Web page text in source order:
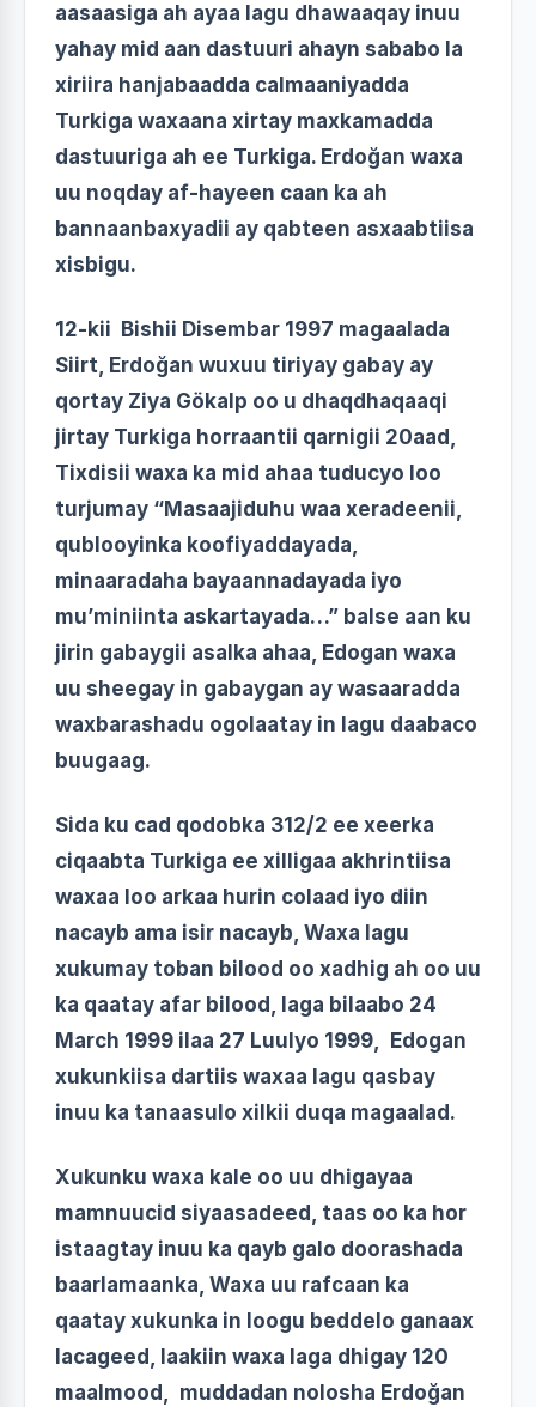
aasaasiga ah ayaa lagu dhawaaqay inuu
yahay mid aan dastuuri ahayn sababo la
xiriira hanjabaadda calmaaniyadda
Turkiga waxaana xirtay maxkamadda
dastuuriga ah ee Turkiga. Erdoğan waxa
uu noqday af-hayeen caan ka ah
bannaanbaxyadii ay qabteen asxaabtiisa
xisbigu.
12-kii Bishii Disembar 1997 magaalada
Siirt, Erdoğan wuxuu tiriyay gabay ay
qortay Ziya Gökalp oo u dhaqdhaqaaqi
jirtay Turkiga horraantii qarnigii 20aad,
Tixdisii waxa ka mid ahaa tuducyo loo
turjumay “Masaajiduhu waa xeradeenii,
qublooyinka koofiyaddayada,
minaaradaha bayaannadayada iyo
mu’miniinta askartayada…” balse aan ku
jirin gabaygii asalka ahaa, Edogan waxa
uu sheegay in gabaygan ay wasaaradda
waxbarashadu ogolaatay in lagu daabaco
buugaag.
Sida ku cad qodobka 312/2 ee xeerka
ciqaabta Turkiga ee xilligaa akhrintiisa
waxaa loo arkaa hurin colaad iyo diin
nacayb ama isir nacayb, Waxa lagu
xukumay toban bilood oo xadhig ah oo uu
ka qaatay afar bilood, laga bilaabo 24
March 1999 ilaa 27 Luulyo 1999, Edogan
xukunkiisa dartiis waxaa lagu qasbay
inuu ka tanaasulo xilkii duqa magaalad.
Xukunku waxa kale oo uu dhigayaa
mamnuucid siyaasadeed, taas oo ka hor
istaagtay inuu ka qayb galo doorashada
baarlamaanka, Waxa uu rafcaan ka
qaatay xukunka in loogu beddelo ganaax
lacageed, laakiin waxa laga dhigay 120
maalmood, muddadan nolosha Erdoğan